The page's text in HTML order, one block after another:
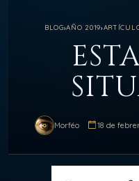
BLOG›AÑO 2019›
Morféo 18 de